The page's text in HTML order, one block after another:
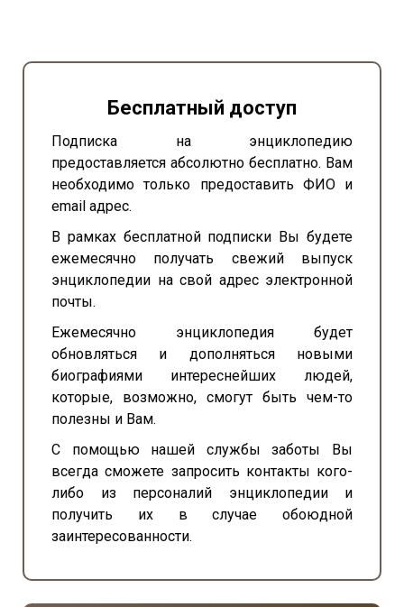
Бесплатный доступ
Подписка на энциклопедию
предоставляется абсолютно бесплатно. Вам
необходимо только предоставить ФИО и
email адрес.
В рамках бесплатной подписки Вы будете
ежемесячно получать свежий выпуск
энциклопедии на свой адрес электронной
почты.
Ежемесячно энциклопедия будет
обновляться и дополняться новыми
биографиями интереснейших людей,
которые, возможно, смогут быть чем-то
полезны и Вам.
С помощью нашей службы заботы Вы
всегда сможете запросить контакты кого-
либо из персоналий энциклопедии и
получить их в случае обоюдной
заинтересованности.